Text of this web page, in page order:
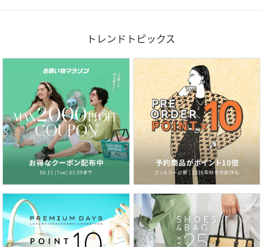
トレンドトピックス